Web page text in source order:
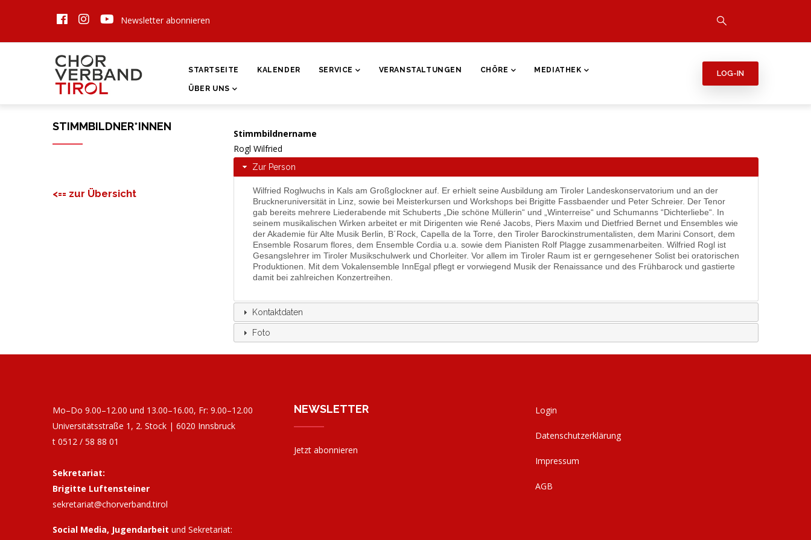
Newsletter abonnieren
HAUPTNAVIGATION
STARTSEITE KALENDER SERVICE VERANSTALTUNGEN CHÖRE MEDIATHEK
ÜBER UNS
LOG-IN
Stimmbildnername
Rogl Wilfried
Zur Person
Wilfried Roglwuchs in Kals am Großglockner auf. Er erhielt seine Ausbildung am Tiroler Landeskonservatorium und an der
Bruckneruniversität in Linz, sowie bei Meisterkursen und Workshops bei Brigitte Fassbaender und Peter Schreier. Der Tenor
gab bereits mehrere Liederabende mit Schuberts „Die schöne Müllerin“ und „Winterreise“ und Schumanns “Dichterliebe“. In
seinem musikalischen Wirken arbeitet er mit Dirigenten wie René Jacobs, Piers Maxim und Dietfried Bernet und Ensembles wie
der Akademie für Alte Musik Berlin, B´Rock, Capella de la Torre, den Tiroler Barockinstrumentalisten, dem Marini Consort, dem
Ensemble Rosarum flores, dem Ensemble Cordia u.a. sowie dem Pianisten Rolf Plagge zusammenarbeiten. Wilfried Rogl ist
Gesangslehrer im Tiroler Musikschulwerk und Chorleiter. Vor allem im Tiroler Raum ist er gerngesehener Solist bei oratorischen
Produktionen. Mit dem Vokalensemble InnEgal pflegt er vorwiegend Musik der Renaissance und des Frühbarock und gastierte
damit bei zahlreichen Konzertreihen.
Kontaktdaten
Foto
STIMMBILDNER*INNEN
<== zur Übersicht
Mo–Do 9.00–12.00 und 13.00–16.00, Fr: 9.00–12.00
Universitätsstraße 1, 2. Stock | 6020 Innsbruck
t 0512 / 58 88 01
Sekretariat:
Brigitte Luftensteiner
sekretariat@chorverband.tirol
Social Media, Jugendarbeit und Sekretariat:
NEWSLETTER
Jetzt abonnieren
Login
Datenschutzerklärung
Impressum
AGB